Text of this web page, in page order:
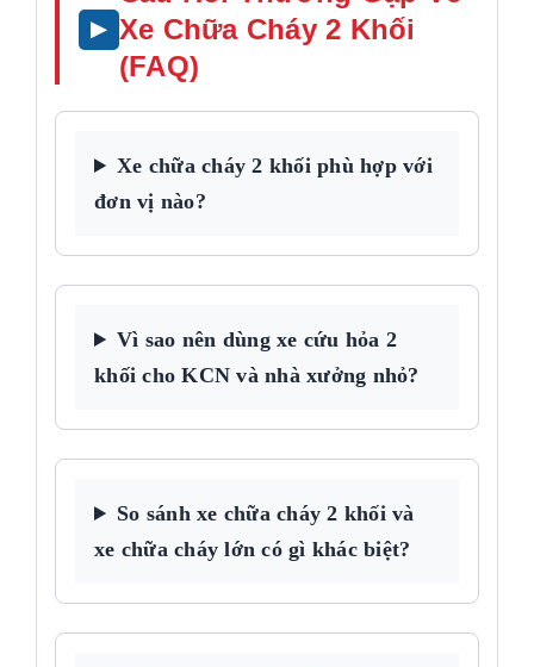
Xe Chữa Cháy 2 Khối
(FAQ)
Xe chữa cháy 2 khối phù hợp với
đơn vị nào?
Vì sao nên dùng xe cứu hỏa 2
khối cho KCN và nhà xưởng nhỏ?
So sánh xe chữa cháy 2 khối và
xe chữa cháy lớn có gì khác biệt?